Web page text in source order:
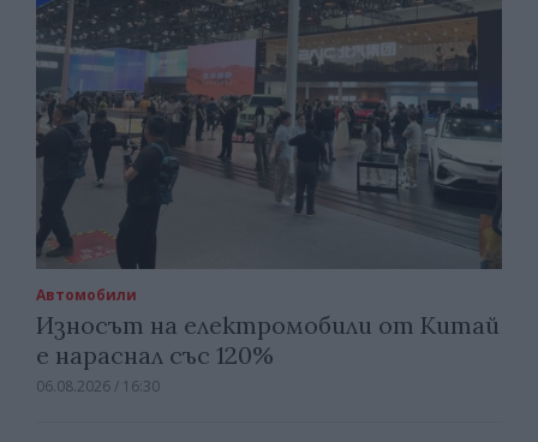
Автомобили
Износът на електромобили от Китай
е нараснал със 120%
06.08.2026 / 16:30